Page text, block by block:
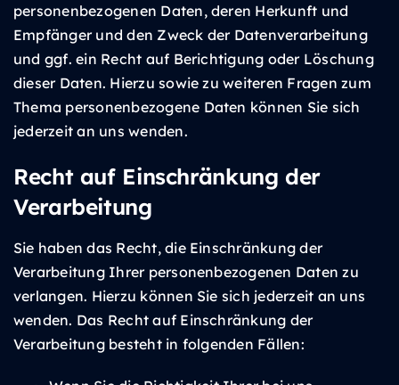
personenbezogenen Daten, deren Herkunft und
Empfänger und den Zweck der Datenverarbeitung
und ggf. ein Recht auf Berichtigung oder Löschung
dieser Daten. Hierzu sowie zu weiteren Fragen zum
Thema personenbezogene Daten können Sie sich
jederzeit an uns wenden.
Recht auf Einschränkung der
Verarbeitung
Sie haben das Recht, die Einschränkung der
Verarbeitung Ihrer personenbezogenen Daten zu
verlangen. Hierzu können Sie sich jederzeit an uns
wenden. Das Recht auf Einschränkung der
Verarbeitung besteht in folgenden Fällen: